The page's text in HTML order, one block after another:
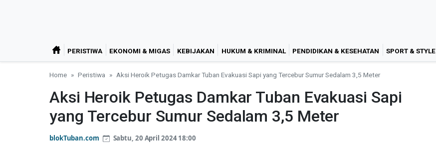
PERISTIWA EKONOMI & MIGAS KEBIJAKAN HUKUM & KRIMINAL PENDIDIKAN & KESEHATAN SPORT & STYLE
Home Peristiwa Aksi Heroik Petugas Damkar Tuban Evakuasi Sapi yang Tercebur Sumur Sedalam 3,5 Meter
Aksi Heroik Petugas Damkar Tuban Evakuasi Sapi
yang Tercebur Sumur Sedalam 3,5 Meter
blokTuban.com Sabtu, 20 April 2024 18:00